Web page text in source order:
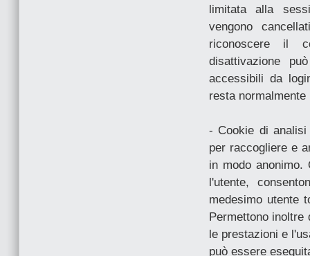
limitata alla
vengono
riconoscere il
disattivazione
accessibili da
resta
- Cookie di
per raccogliere e
in modo anonimo.
l'utente,
medesimo utente
Permettono
le prestazioni e
può essere